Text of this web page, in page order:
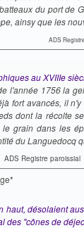
du port de
ainsy que les
ADS
au XVIIIe
l'année 1756 la
fort avancés, il
dont la récolte
grain dans les
du Languedocq
ADS Registre
haut, désolaient
des "cônes de